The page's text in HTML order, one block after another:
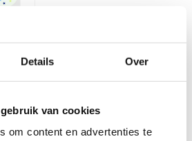
Details Over
van cookies
om content en advertenties te
€60